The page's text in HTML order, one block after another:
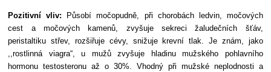
Pozitivní vliv: Působí močopudně, při chorobách ledvin, močových
cest a močových kamenů, zvyšuje sekreci žaludečních šťáv,
peristaltiku střev, rozšiřuje cévy, snižuje krevní tlak. Je znám, jako
,,rostlinná viagra“, u mužů zvyšuje hladinu mužského pohlavního
hormonu testosteronu až o 30%. Vhodný při mužské neplodnosti a